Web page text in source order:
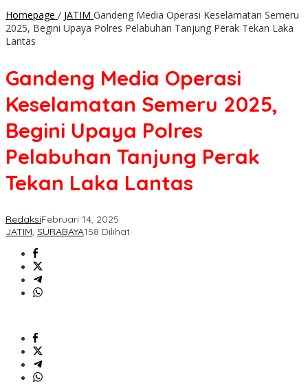
Homepage / JATIM Gandeng Media Operasi Keselamatan Semeru
2025, Begini Upaya Polres Pelabuhan Tanjung Perak Tekan Laka
Lantas
Gandeng Media Operasi
Keselamatan Semeru 2025,
Begini Upaya Polres
Pelabuhan Tanjung Perak
Tekan Laka Lantas
RedaksiFebruari 14, 2025
JATIM, SURABAYA158 Dilihat